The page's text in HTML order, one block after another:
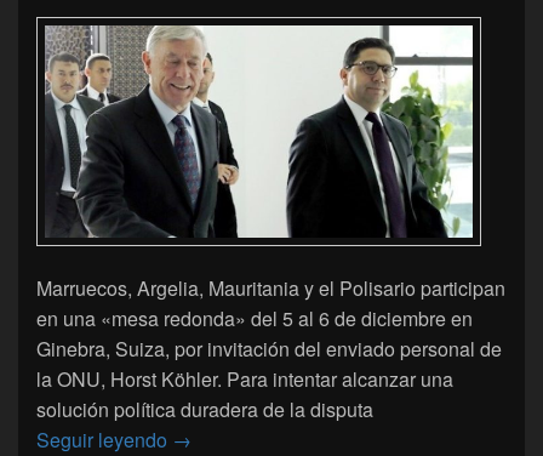
Marruecos, Argelia, Mauritania y el Polisario participan
en una «mesa redonda» del 5 al 6 de diciembre en
Ginebra, Suiza, por invitación del enviado personal de
la ONU, Horst Köhler. Para intentar alcanzar una
solución política duradera de la disputa
Seguir leyendo Sahara : Marruecos, Argelia, Mauritania y
→